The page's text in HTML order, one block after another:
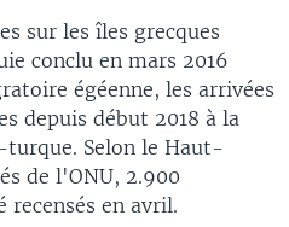
sur les îles grecques
conclu en mars 2016
égéenne, les arrivées
depuis début 2018 à la
Selon le Haut-
de l'ONU, 2.900
recensés en avril.